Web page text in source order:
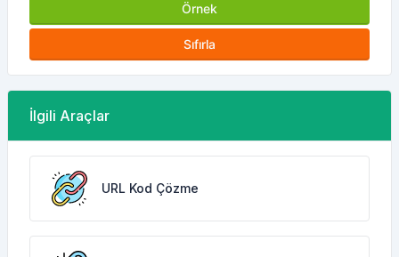
Örnek
Sıfırla
İlgili Araçlar
URL Kod Çözme